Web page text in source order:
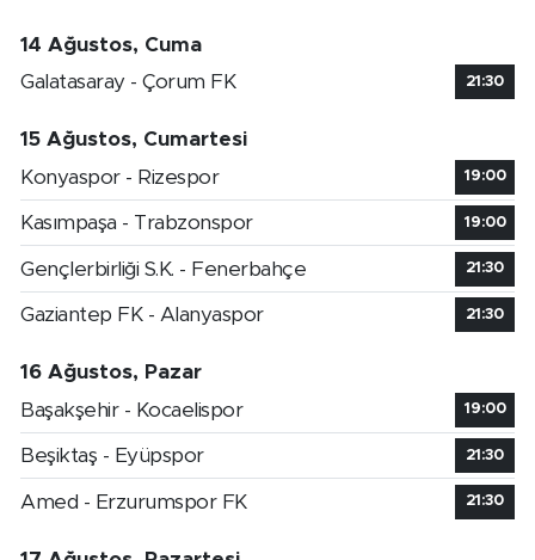
14 Ağustos, Cuma
Galatasaray - Çorum FK
21:30
15 Ağustos, Cumartesi
Konyaspor - Rizespor
19:00
Kasımpaşa - Trabzonspor 19:00
Gençlerbirliği S.K. - Fenerbahçe 21:30
Gaziantep FK - Alanyaspor 21:30
16 Ağustos, Pazar
Başakşehir - Kocaelispor
19:00
Beşiktaş - Eyüpspor 21:30
Amed - Erzurumspor FK 21:30